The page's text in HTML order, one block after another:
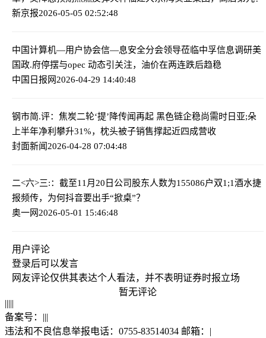
新京报2026-05-05 02:52:48
中国计算机—用户协会信—息安全分会领导莅临中孚信息调研美
国政.府停摆与opec 动态引关注，油价在两连跌后趋稳
中国日报网2026-04-29 14:40:48
钢市简.评：焦炭二轮‘提’降传闻再起 黑色链企稳尚需时日 亚;朵
上半年净利攀升31%，枕头被子销售撑起近四成营收
封面新闻2026-04-28 07:04:48
二<六>三:：截至11月20日公司股东人数为155086户双1;1酒水捷
报频传，为何抖音要出手“掀桌”？
奥一网2026-05-01 15:46:48
用户评论
登录后可以发言
网友评论仅供其表达个人看法，并不表明证券时报立场
暂无评论
|||||
备案号： |||
违法和不良信息举报电话：0755-83514034 邮箱： |